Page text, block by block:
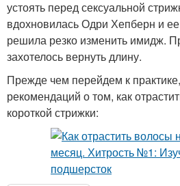
устоять перед сексуальной
вдохновилась Одри Хепберн и
решила резко изменить имидж.
захотелось вернуть длину.
Прежде чем перейдем к
рекомендаций о том, как
короткой стрижки: